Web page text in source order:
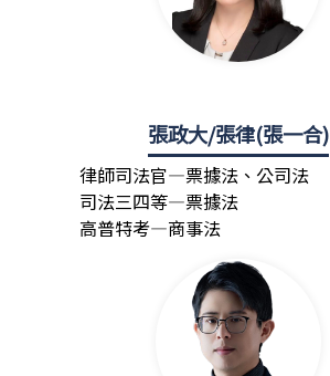
張政大/張律(張一合)
律師司法官—票據法、公司法
司法三四等—票據法
高普特考—商事法